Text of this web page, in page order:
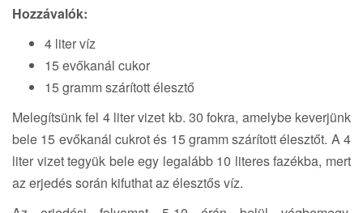
Hozzávalók:
4 liter víz
15 evőkanál cukor
15 gramm szárított élesztő
Melegítsünk fel 4 liter vizet kb. 30 fokra, amelybe keverjünk
bele 15 evőkanál cukrot és 15 gramm szárított élesztőt. A 4
liter vizet tegyük bele egy legalább 10 literes fazékba, mert
az erjedés során kifuthat az élesztős víz.